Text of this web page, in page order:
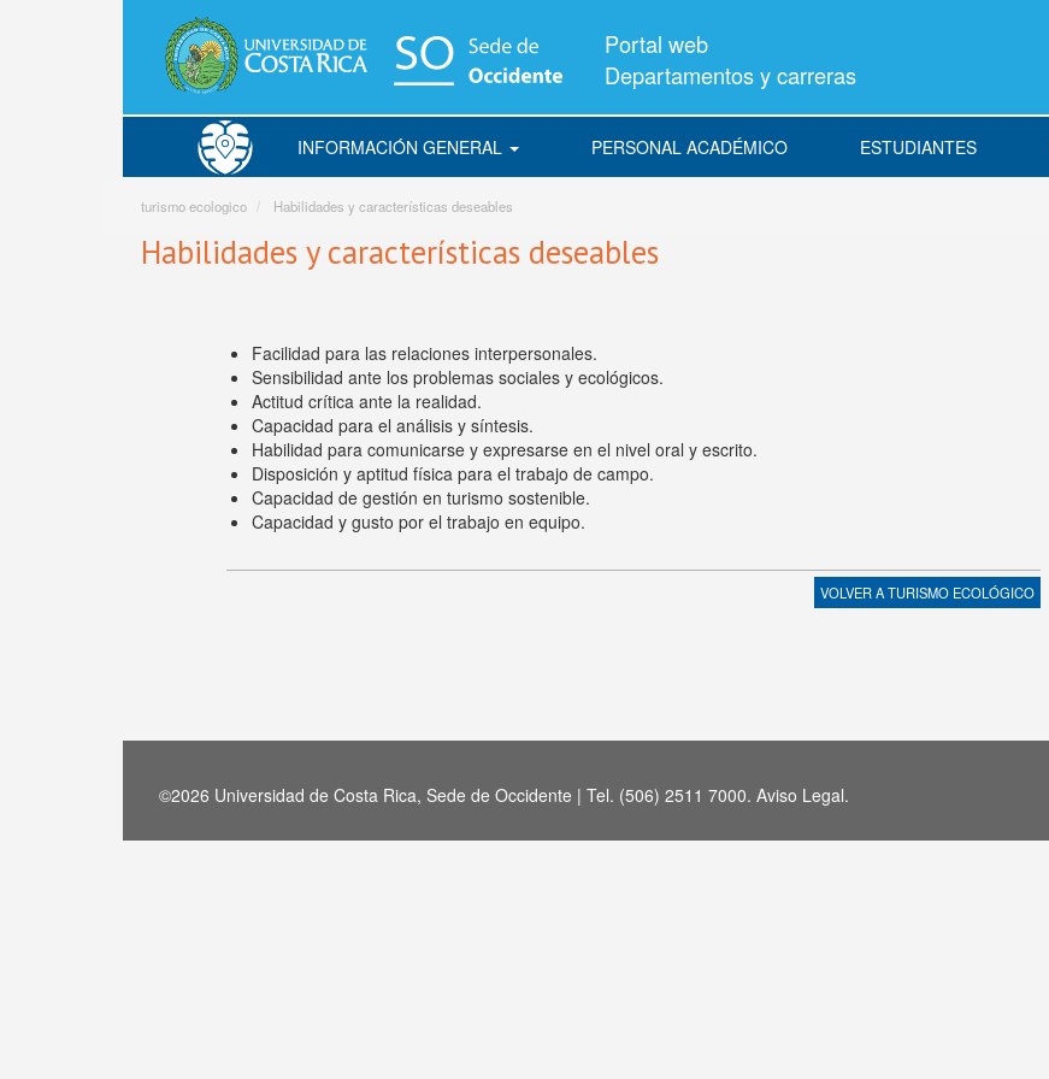
Portal web
Departamentos y carreras
Turismo
Ecológico
INFORMACIÓN GENERAL PERSONAL ACADÉMICO ESTUDIANTES
turismo ecologico Habilidades y características deseables
Habilidades y características deseables
Facilidad para las relaciones interpersonales.
Sensibilidad ante los problemas sociales y ecológicos.
Actitud crítica ante la realidad.
Capacidad para el análisis y síntesis.
Habilidad para comunicarse y expresarse en el nivel oral y escrito.
Disposición y aptitud física para el trabajo de campo.
Capacidad de gestión en turismo sostenible.
Capacidad y gusto por el trabajo en equipo.
VOLVER ATURISMO ECOLÓGICO
©2026 Universidad de Costa Rica, Sede de Occidente | Tel. (506) 2511 7000. Aviso Legal.